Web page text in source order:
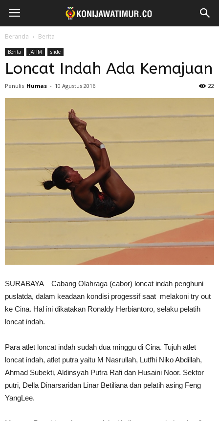
Beranda Berita
Berita JATIM slide
Loncat Indah Ada Kemajuan
Penulis Humas - 10 Agustus 2016 22
SURABAYA – Cabang Olahraga (cabor) loncat indah penghuni
puslatda, dalam keadaan kondisi progessif saat melakoni try out
ke Cina. Hal ini dikatakan Ronaldy Herbiantoro, selaku pelatih
loncat indah.
Para atlet loncat indah sudah dua minggu di Cina. Tujuh atlet
loncat indah, atlet putra yaitu M Nasrullah, Lutfhi Niko Abdillah,
Ahmad Subekti, Aldinsyah Putra Rafi dan Husaini Noor. Sektor
putri, Della Dinarsaridan Linar Betiliana dan pelatih asing Feng
YangLee.